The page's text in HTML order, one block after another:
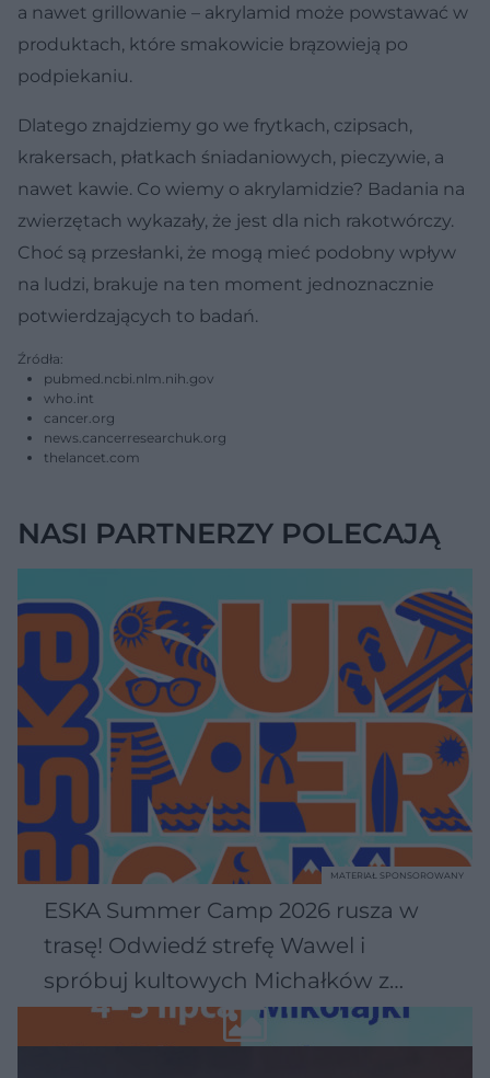
a nawet grillowanie – akrylamid może powstawać w
produktach, które smakowicie brązowieją po
podpiekaniu.
Dlatego znajdziemy go we frytkach, czipsach,
krakersach, płatkach śniadaniowych, pieczywie, a
nawet kawie. Co wiemy o akrylamidzie? Badania na
zwierzętach wykazały, że jest dla nich rakotwórczy.
Choć są przesłanki, że mogą mieć podobny wpływ
na ludzi, brakuje na ten moment jednoznacznie
potwierdzających to badań.
Źródła:
pubmed.ncbi.nlm.nih.gov
who.int
cancer.org
news.cancerresearchuk.org
thelancet.com
NASI PARTNERZY POLECAJĄ
ESKA Summer Camp 2026 rusza w
trasę! Odwiedź strefę Wawel i
spróbuj kultowych Michałków z
Wawelu
MATERIAŁ SPONSOROWANY